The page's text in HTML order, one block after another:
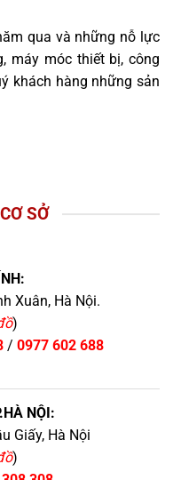
qua và những nỗ lực
máy móc thiết bị, công
khách hàng những sản
SỞ
Xuân, Hà Nội.
)
/ 0977 602 688
NỘI:
Giấy, Hà Nội
)